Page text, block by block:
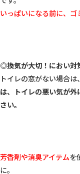
いっぱいになる前に、ゴ
◎換気が大切！におい対
トイレの窓がない場合は
は、トイレの悪い気が
さい。
芳香剤や消臭アイテムを
に。